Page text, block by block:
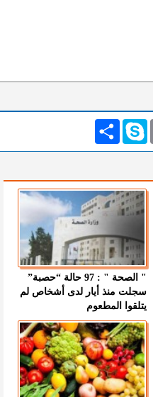
انشر Skype
" الصحة " : 97 حالة “حصبة”
سجلت منذ أيار لدى أشخاص لم
يتلقوا المطعوم